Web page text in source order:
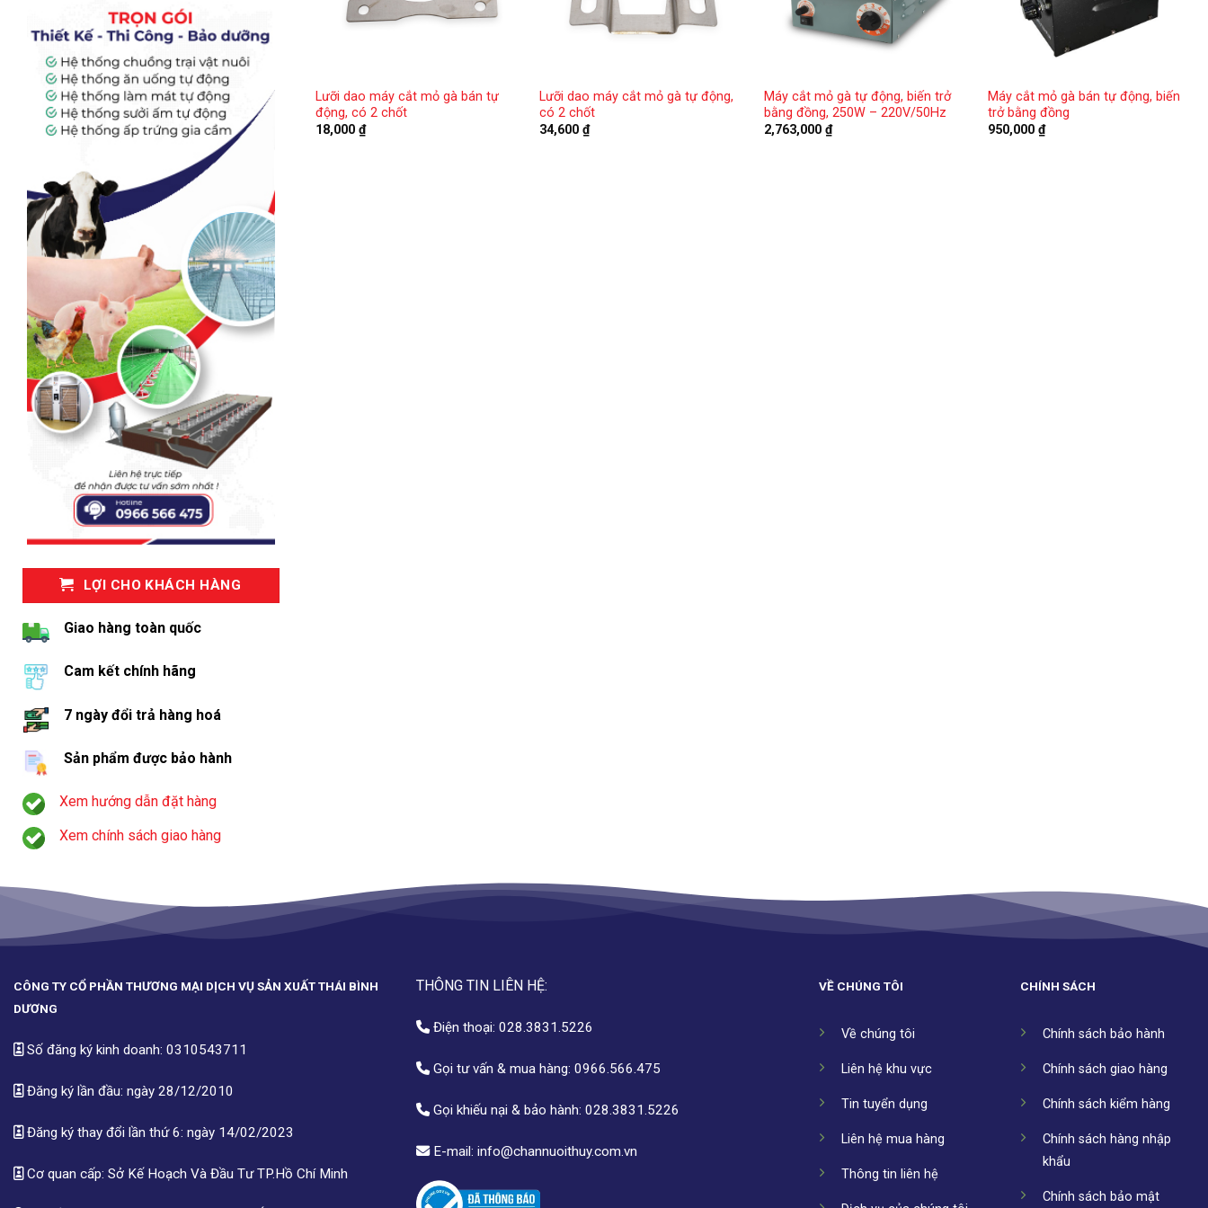
LỢI CHO KHÁCH HÀNG
Giao hàng toàn quốc
Cam kết chính hãng
7 ngày đổi trả hàng hoá
Sản phẩm được bảo hành
Xem hướng dẫn đặt hàng
Xem chính sách giao hàng
Lưỡi dao máy cắt mỏ gà bán tự
động, có 2 chốt
18,000 ₫
Lưỡi dao máy cắt mỏ gà tự động,
có 2 chốt
34,600₫
Máy cắt mỏ gà tự động, biến trở
bằng đồng, 250W – 220V/50Hz
2,763,000 ₫
Máy cắt mỏ gà bán tự động, biến
trở bằng đồng
950,000₫
CÔNG TY CỔ PHẦN THƯƠNG MẠI DỊCH VỤ SẢN XUẤT THÁI BÌNH
DƯƠNG
Số đăng ký kinh doanh: 0310543711
Đăng ký lần đầu: ngày 28/12/2010
Đăng ký thay đổi lần thứ 6: ngày 14/02/2023
Cơ quan cấp: Sở Kế Hoạch Và Đầu Tư TP.Hồ Chí Minh
THÔNG TIN LIÊN HỆ:
Điện thoại: 028.3831.5226
Gọi tư vấn & mua hàng: 0966.566.475
Gọi khiếu nại & bảo hành: 028.3831.5226
E-mail: info@channuoithuy.com.vn
VỀ CHÚNG TÔI
Về chúng tôi
Liên hệ khu vực
Tin tuyển dụng
Liên hệ mua hàng
Thông tin liên hệ
CHÍNH SÁCH
Chính sách bảo hành
Chính sách giao hàng
Chính sách kiểm hàng
Chính sách hàng nhập
khẩu
Chính sách bảo mật